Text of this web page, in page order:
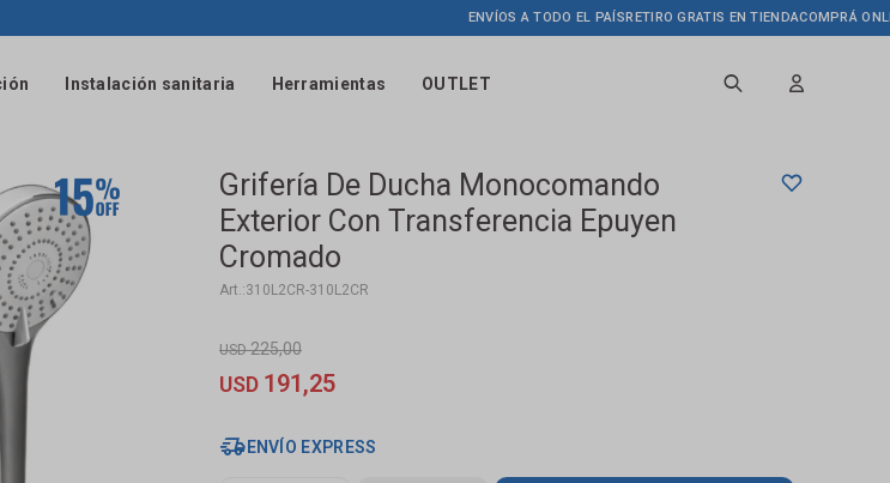
Instalación sanitaria Herramientas OUTLET
ENVÍOS A TODO EL PAÍS RETIRO GRATIS EN TIENDACOMPRÁ ONLINE
Grifería De Ducha Monocomando
Exterior Con Transferencia Epuyen
Cromado
310L2CR-310L2CR
USD 191,25
USD 225,00
ENVÍO EXPRESS